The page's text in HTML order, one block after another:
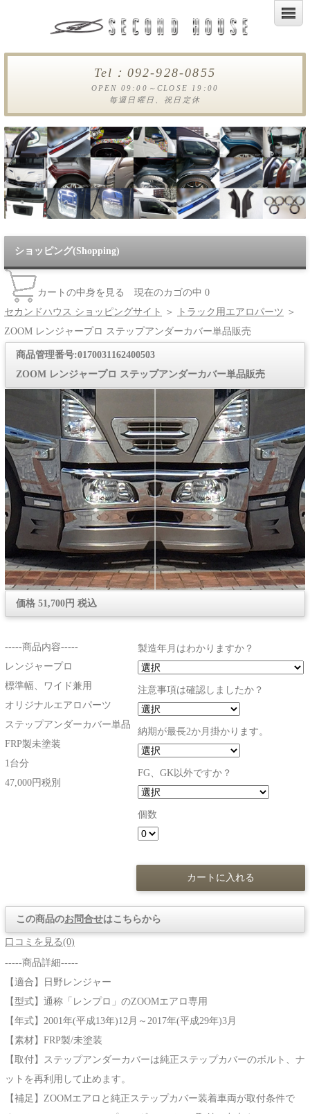
Tel：092-928-0855
OPEN 09:00～CLOSE 19:00
毎週日曜日、祝日定休
ショッピング(Shopping)
カートの中身を見る 現在のカゴの中 0
セカンドハウス ショッピングサイト
＞ トラック用エアロパーツ ＞
ZOOM レンジャープロ ステップアンダーカバー単品販売
商品管理番号:0170031162400503
ZOOM レンジャープロ ステップアンダーカバー単品販売
価格 51,700円 税込
-----商品内容-----
レンジャープロ
標準幅、ワイド兼用
オリジナルエアロパーツ
ステップアンダーカバー単品
FRP製未塗装
1台分
47,000円税別
製造年月はわかりますか？
注意事項は確認しましたか？
納期が最長2か月掛かります。
FG、GK以外ですか？
個数
この商品のお問合せはこちらから
口コミを見る(0)
-----商品詳細-----
【適合】日野レンジャー
【型式】通称「レンプロ」のZOOMエアロ専用
【年式】2001年(平成13年)12月～2017年(平成29年)3月
【素材】FRP製/未塗装
【取付】ステップアンダーカバーは純正ステップカバーのボルト、ナ
ットを再利用して止めます。
【補足】ZOOMエアロと純正ステップカバー装着車両が取付条件で